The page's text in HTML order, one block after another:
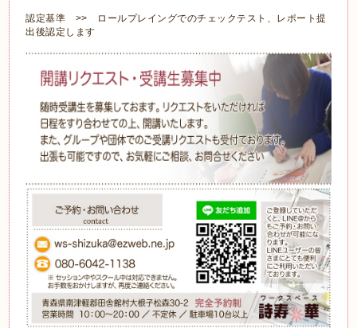
認定基準 >> ロールプレイングでのチェックテスト、レポート提
出後認定します